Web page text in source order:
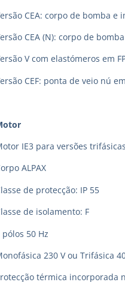
CEA: corpo de bomba e
CEA (N): corpo de
V com elastómeros em
CEF: ponta de veio nú
IE3 para versões
ALPAX
de protecção: IP 55
de isolamento: F
pólos 50 Hz
230 V ou Trifásica
térmica incorporada